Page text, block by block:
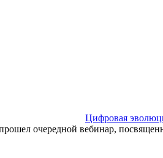
Цифровая
очередной вебинар,